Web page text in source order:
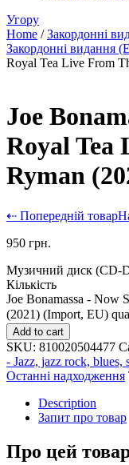
Угору
Home /Закордонні
Закордонні видання
Royal Tea Live From
Joe
Royal Tea
Ryman
⇠ Попередній товар
950 грн.
Музичний диск (CD-
Кількість
Joe Bonamassa - Now
(2021) (Import, EU)
Add to cart
SKU: 810020504477
- Jazz, jazz rock, blues,
Останні надходження
Description
Запит про товар
Про цей